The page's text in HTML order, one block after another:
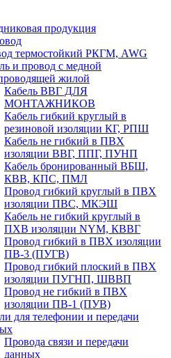
продукция
термостойкий РКГМ, AWG
и провод с медной
жилой
Кабель ВВГ ДЛЯ
МОНТАЖНИКОВ
Кабель гибкий круглый в
резиновой изоляции КГ, РПШ
Кабель не гибкий в ПВХ
изоляции ВВГ, ППГ, ПУНП
Кабель бронированный ВБШ,
КВВ, КПС, ПМЛ
Провод гибкий круглый в ПВХ
изоляции ПВС, МКЭШ
Кабель не гибкий круглый в
ПХВ изоляции NYM, КВВГ
Провод гибкий в ПВХ изоляции
ПВ-3 (ПУГВ)
Провод гибкий плоский в ПВХ
изоляции ПУГНП, ШВВП
Провод не гибкий в ПВХ
изоляции ПВ-1 (ПУВ)
для телефонии и передачи
Провода связи и передачи
данных